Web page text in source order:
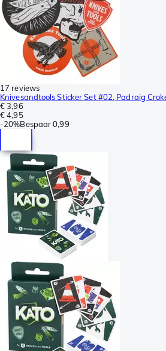
17 reviews
Knivesandtools Sticker Set #02, Padraig
€ 3,96
€ 4,95
-20%Bespaar 0,99